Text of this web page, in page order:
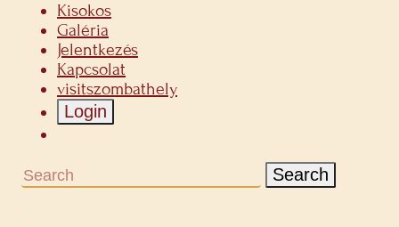
Kisokos
Galéria
Jelentkezés
Kapcsolat
visitszombathely
Login
Search